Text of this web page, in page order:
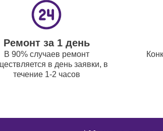
ремонт (замена
кнопок) DJ-пультов
цифровых микшерных
Yamaha
Ремонт за 1 день
В 90% случаев ремонт
в день заявки, в
течение 1-2 часов